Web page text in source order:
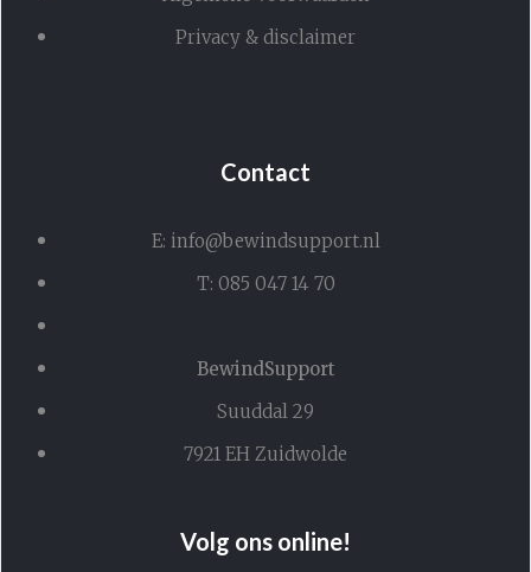
Privacy & disclaimer
Contact
E: info@bewindsupport.nl
T: 085 047 14 70
BewindSupport
Suuddal 29
7921 EH Zuidwolde
Volg ons online!